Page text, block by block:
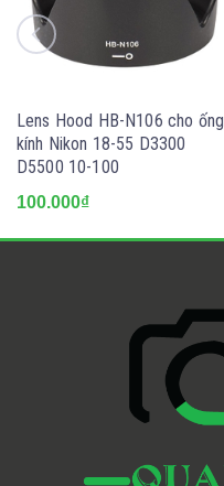
Lens Hood HB-N106 cho ống
kính Nikon 18-55 D3300
D5500 10-100
100.000₫